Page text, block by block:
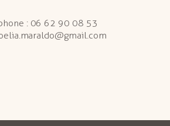
: 06 62 90 08 53